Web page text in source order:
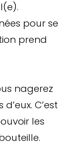
pour se
prend
nagerez
C’est
les